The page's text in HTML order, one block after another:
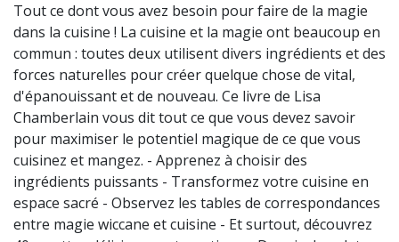
Tout ce dont vous avez besoin pour faire de la magie
dans la cuisine ! La cuisine et la magie ont beaucoup en
commun : toutes deux utilisent divers ingrédients et des
forces naturelles pour créer quelque chose de vital,
d'épanouissant et de nouveau. Ce livre de Lisa
Chamberlain vous dit tout ce que vous devez savoir
pour maximiser le potentiel magique de ce que vous
cuisinez et mangez. - Apprenez à choisir des
ingrédients puissants - Transformez votre cuisine en
espace sacré - Observez les tables de correspondances
entre magie wiccane et cuisine - Et surtout, découvrez